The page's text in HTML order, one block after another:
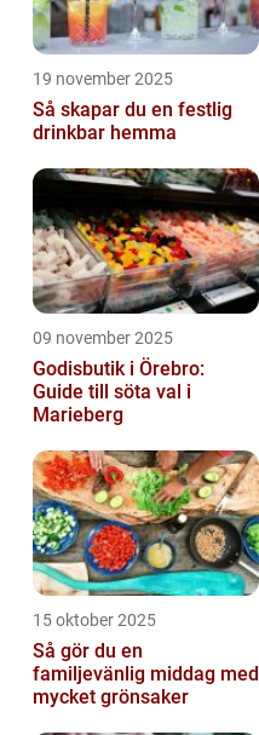
19 november 2025
Så skapar du en festlig
drinkbar hemma
09 november 2025
Godisbutik i Örebro:
Guide till söta val i
Marieberg
15 oktober 2025
Så gör du en
familjevänlig middag med
mycket grönsaker